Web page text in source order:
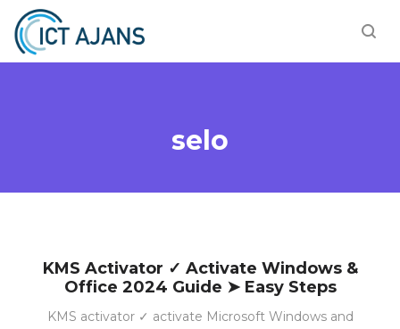
selo
KMS Activator ✓ Activate Windows &
Office 2024 Guide ➤ Easy Steps
KMS activator ✓ activate Microsoft Windows and